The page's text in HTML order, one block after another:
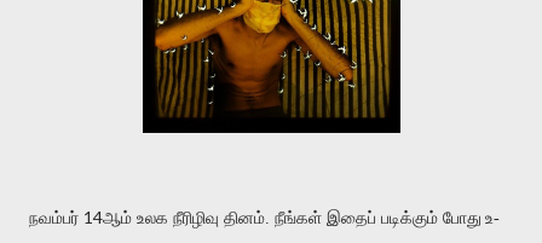
நவம்பர் 14ஆம் உலக நீரிழிவு தினம். நீங்கள் இதைப் படிக்கும் போது உ-